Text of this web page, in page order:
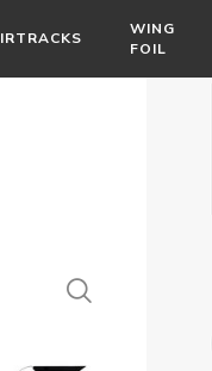
WING
FOIL